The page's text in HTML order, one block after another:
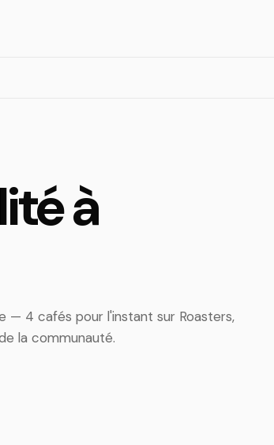
à
— 4 cafés pour l'instant sur Roasters,
la communauté.